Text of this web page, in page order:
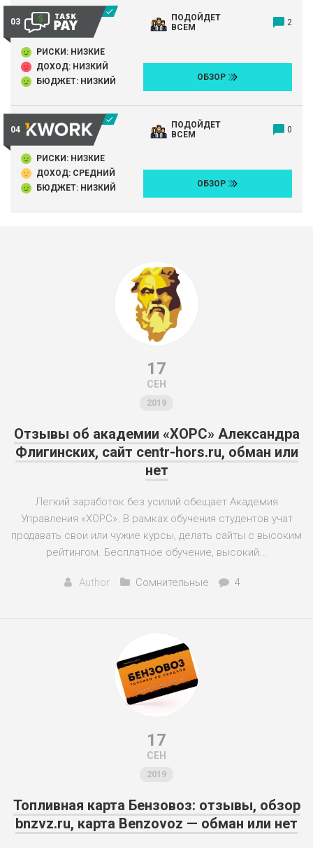
ПОДОЙДЕТ
ВСЕМ
2
РИСКИ: НИЗКИЕ
ДОХОД: НИЗКИЙ
БЮДЖЕТ: НИЗКИЙ
ОБЗОР
ПОДОЙДЕТ
ВСЕМ
0
РИСКИ: НИЗКИЕ
ДОХОД: СРЕДНИЙ
БЮДЖЕТ: НИЗКИЙ
ОБЗОР
17
СЕН
2019
Отзывы об академии «ХОРС» Александра
Флигинских, сайт centr-hors.ru, обман или
нет
Легкий заработок без усилий обещает Академия
Управления «ХОРС». В рамках обучения студентов учат
продавать свои или чужие курсы, делать сайты с высоким
рейтингом. Бесплатное обучение, высокий...
Author Сомнительные 4
17
СЕН
2019
Топливная карта Бензовоз: отзывы, обзор
bnzvz.ru, карта Benzovoz — обман или нет